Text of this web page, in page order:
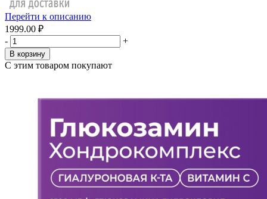
Перейти к описанию
1999.00 ₽
-
+
В корзину
С этим товаром покупают